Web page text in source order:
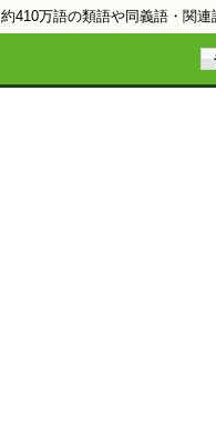
約410万語の類語や同義語・関連